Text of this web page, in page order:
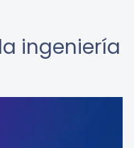
ingeniería